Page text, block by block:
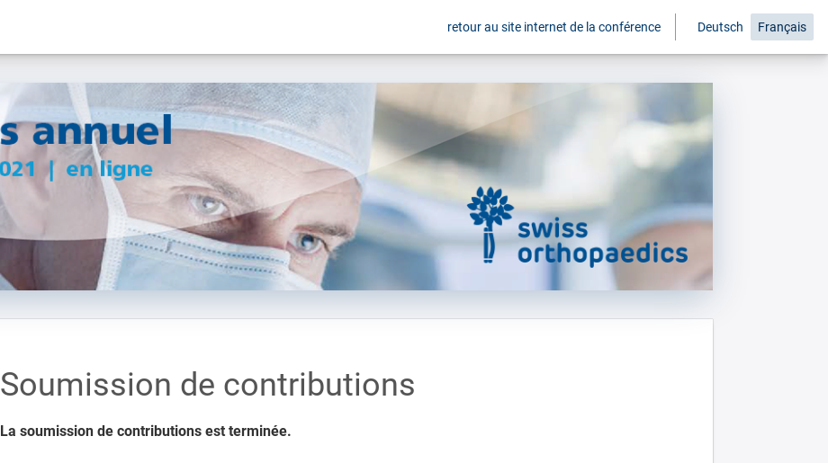
retour au site internet de la conférence Deutsch Français
Soumission de contributions
La soumission de contributions est terminée.